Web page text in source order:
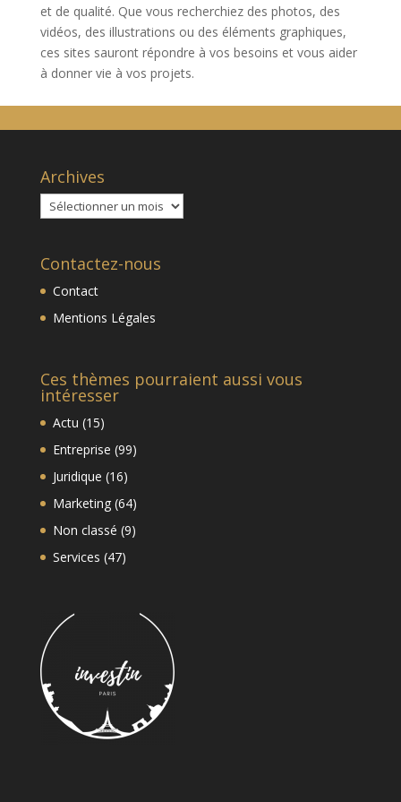
et de qualité. Que vous recherchiez des photos, des
vidéos, des illustrations ou des éléments graphiques,
ces sites sauront répondre à vos besoins et vous aider
à donner vie à vos projets.
Archives
Archives
Contactez-nous
Contact
Mentions Légales
Ces thèmes pourraient aussi vous
intéresser
Actu (15)
Entreprise (99)
Juridique (16)
Marketing(64)
Non classé (9)
Services (47)